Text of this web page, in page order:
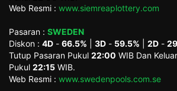
Web Resmi : www.siemreaplottery.com
Pasaran : SWEDEN
Diskon : 4D - 66.5% 3D - 59.5% 2D -
Tutup Pasaran Pukul 22:00 WIB Dan
Pukul 22:15 WIB.
Web Resmi : www.swedenpools.com.se